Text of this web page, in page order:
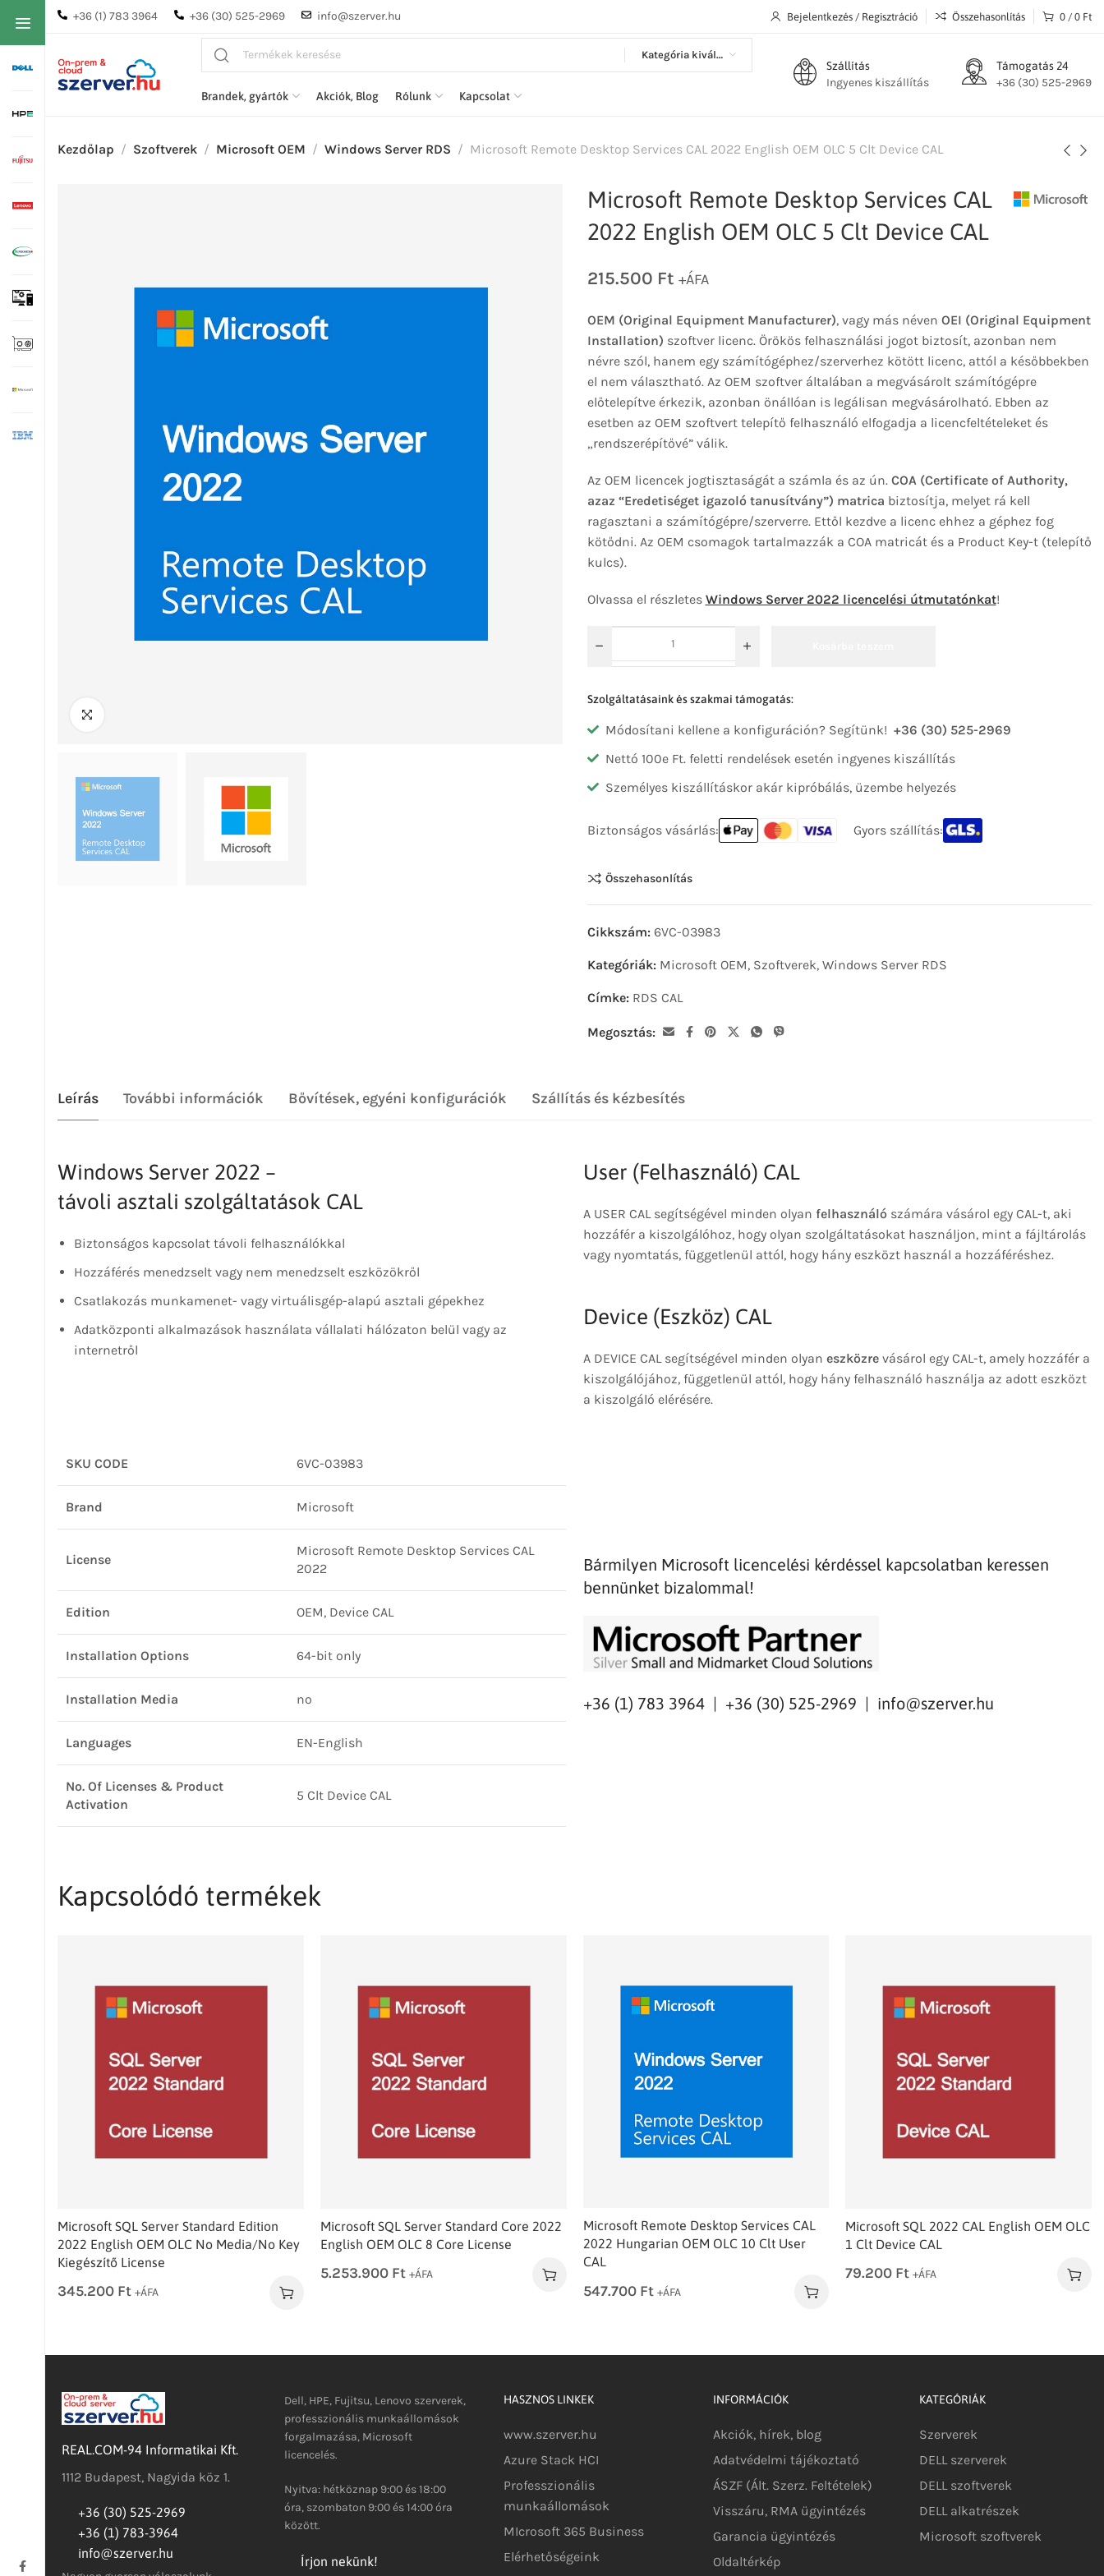
+36 (1) 783 3964 +36 (30) 525-2969 info@szerver.hu Bejelentkezés / Regisztráció Összehasonlítás 0 / 0 Ft
Kategória kiválasztása
Brandek, gyártók Akciók, Blog Rólunk Kapcsolat
Szállítás
Ingyenes kiszállítás
Támogatás 24
+36 (30) 525-2969
Kezdőlap Szoftverek Microsoft OEM Windows Server RDS Microsoft Remote Desktop Services CAL 2022 English OEM OLC 5 Clt Device CAL
Microsoft Remote Desktop Services CAL
2022 English OEM OLC 5 Clt Device CAL
215.500 Ft +ÁFA
OEM (Original Equipment Manufacturer), vagy más néven OEI (Original Equipment
Installation) szoftver licenc. Örökös felhasználási jogot biztosít, azonban nem
névre szól, hanem egy számítógéphez/szerverhez kötött licenc, attól a későbbekben
el nem választható. Az OEM szoftver általában a megvásárolt számítógépre
előtelepítve érkezik, azonban önállóan is legálisan megvásárolható. Ebben az
esetben az OEM szoftvert telepítő felhasználó elfogadja a licencfeltételeket és
„rendszerépítővé” válik.
Az OEM licencek jogtisztaságát a számla és az ún. COA (Certificate of Authority,
azaz “Eredetiséget igazoló tanusítvány”) matrica biztosítja, melyet rá kell
ragasztani a számítógépre/szerverre. Ettől kezdve a licenc ehhez a géphez fog
kötődni. Az OEM csomagok tartalmazzák a COA matricát és a Product Key-t (telepítő
kulcs).
Olvassa el részletes Windows Server 2022 licencelési útmutatónkat!
Szolgáltatásaink és szakmai támogatás:
Módosítani kellene a konfiguráción? Segítünk! +36 (30) 525-2969
Nettó 100e Ft. feletti rendelések esetén ingyenes kiszállítás
Személyes kiszállításkor akár kipróbálás, üzembe helyezés
Biztonságos vásárlás: Gyors szállítás:
Összehasonlítás
Cikkszám: 6VC-03983
Kategóriák: Microsoft OEM, Szoftverek, Windows Server RDS
Címke: RDS CAL
Megosztás:
Leírás További információk Bővítések, egyéni konfigurációk Szállítás és kézbesítés
Windows Server 2022 –
távoli asztali szolgáltatások CAL
Biztonságos kapcsolat távoli felhasználókkal
Hozzáférés menedzselt vagy nem menedzselt eszközökről
Csatlakozás munkamenet- vagy virtuálisgép-alapú asztali gépekhez
Adatközponti alkalmazások használata vállalati hálózaton belül vagy az
internetről
User (Felhasználó) CAL
A USER CAL segítségével minden olyan felhasználószámára vásárol egy CAL-t, aki
hozzáfér a kiszolgálóhoz, hogy olyan szolgáltatásokat használjon, mint a fájltárolás
vagy nyomtatás, függetlenül attól, hogy hány eszközt használ a hozzáféréshez.
Device (Eszköz) CAL
A DEVICE CAL segítségével minden olyan eszközrevásárol egy CAL-t, amely hozzáfér a
kiszolgálójához, függetlenül attól, hogy hány felhasználó használja az adott eszközt
a kiszolgáló elérésére.
SKU CODE 6VC-03983
Brand Microsoft
License
Microsoft Remote Desktop Services CAL
2022
Edition OEM, Device CAL
Installation Options 64-bit only
Installation Media no
Languages EN-English
No. Of Licenses & Product
Activation
5 Clt Device CAL
Bármilyen Microsoft licencelési kérdéssel kapcsolatban keressen
bennünket bizalommal!
+36 (1) 783 3964 | +36 (30) 525-2969 | info@szerver.hu
Kapcsolódó termékek
Microsoft SQL Server Standard Edition
2022 English OEM OLC No Media/No Key
Kiegészítő License
345.200 Ft +ÁFA
Microsoft SQL Server Standard Core 2022
English OEM OLC 8 Core License
5.253.900 Ft +ÁFA
Microsoft Remote Desktop Services CAL
2022 Hungarian OEM OLC 10 Clt User
CAL
547.700 Ft +ÁFA
Microsoft SQL 2022 CAL English OEM OLC
1 Clt Device CAL
79.200 Ft +ÁFA
REAL.COM-94 Informatikai Kft.
1112 Budapest, Nagyida köz 1.
+36 (30) 525-2969
+36 (1) 783-3964
info@szerver.hu
Dell, HPE, Fujitsu, Lenovo szerverek,
professzionális munkaállomások
forgalmazása, Microsoft
licencelés.
Nyitva: hétköznap 9:00 és 18:00
óra, szombaton 9:00 és 14:00 óra
között.
Írjon nekünk!
HASZNOS LINKEK
www.szerver.hu
Azure Stack HCI
Professzionális
munkaállomások
MIcrosoft 365 Business
Elérhetőségeink
INFORMÁCIÓK
Akciók, hírek, blog
Adatvédelmi tájékoztató
ÁSZF (Ált. Szerz. Feltételek)
Visszáru, RMA ügyintézés
Garancia ügyintézés
Oldaltérkép
KATEGÓRIÁK
Szerverek
DELL szerverek
DELL szoftverek
DELL alkatrészek
Microsoft szoftverek